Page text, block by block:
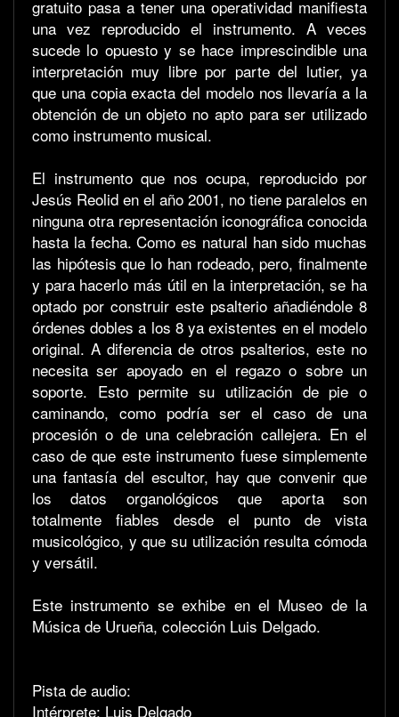
gratuito pasa a tener una operatividad manifiesta
una vez reproducido el instrumento. A veces
sucede lo opuesto y se hace imprescindible una
interpretación muy libre por parte del lutier, ya
que una copia exacta del modelo nos llevaría a la
obtención de un objeto no apto para ser utilizado
como instrumento musical.
El instrumento que nos ocupa, reproducido por
Jesús Reolid en el año 2001, no tiene paralelos en
ninguna otra representación iconográfica conocida
hasta la fecha. Como es natural han sido muchas
las hipótesis que lo han rodeado, pero, finalmente
y para hacerlo más útil en la interpretación, se ha
optado por construir este psalterio añadiéndole 8
órdenes dobles a los 8 ya existentes en el modelo
original. A diferencia de otros psalterios, este no
necesita ser apoyado en el regazo o sobre un
soporte. Esto permite su utilización de pie o
caminando, como podría ser el caso de una
procesión o de una celebración callejera. En el
caso de que este instrumento fuese simplemente
una fantasía del escultor, hay que convenir que
los datos organológicos que aporta son
totalmente fiables desde el punto de vista
musicológico, y que su utilización resulta cómoda
y versátil.
Este instrumento se exhibe en el Museo de la
Música de Urueña, colección Luis Delgado.
Pista de audio:
Intérprete: Luis Delgado